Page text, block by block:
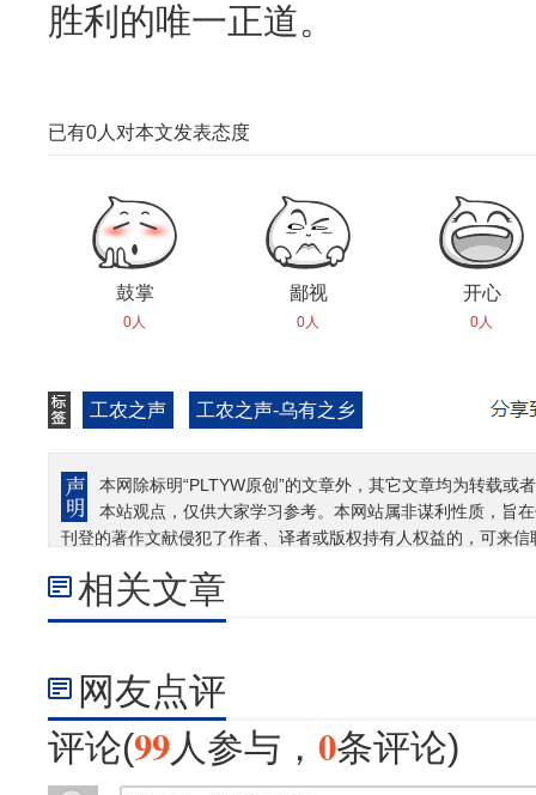
胜利的唯一正道。
已有0 人对本文发表态度
鼓掌
0人
鄙视
0人
开心
0人
工农之声 工农之声-乌有之乡
本网除标明“PLTYW原创”的文章外，其它文章均为转载
本站观点，仅供大家学习参考。本网站属非谋利性质，旨
刊登的著作文献侵犯了作者、译者或版权持有人权益的，可来
相关文章
网友点评
评论(99人参与， 0条评论)